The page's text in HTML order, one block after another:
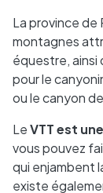
La province
montagnes
équestre, ainsi
pour le
ou le canyon
LeVTT est
vous pouvez
qui enjambent
existe